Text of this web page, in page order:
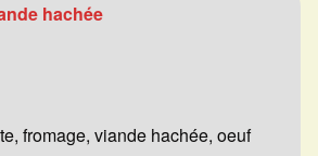
hachée
fromage, viande hachée, oeuf